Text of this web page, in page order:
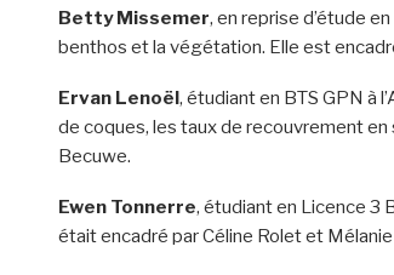
Betty Missemer, en reprise d’étude
benthos et la végétation. Elle est
Ervan Lenoël, étudiant en BTS GPN à
de coques, les taux de recouvrement en
Becuwe.
Ewen Tonnerre, étudiant en Licence 3
était encadré par Céline Rolet et Mélanie